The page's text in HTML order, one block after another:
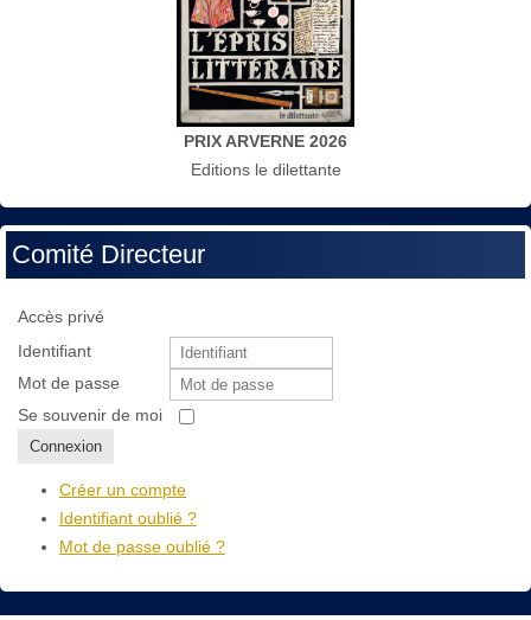
PRIX ARVERNE 2026
Editions le dilettante
Comité Directeur
Accès privé
Identifiant
Mot de passe
Se souvenir de moi
Connexion
Créer un compte
Identifiant oublié ?
Mot de passe oublié ?